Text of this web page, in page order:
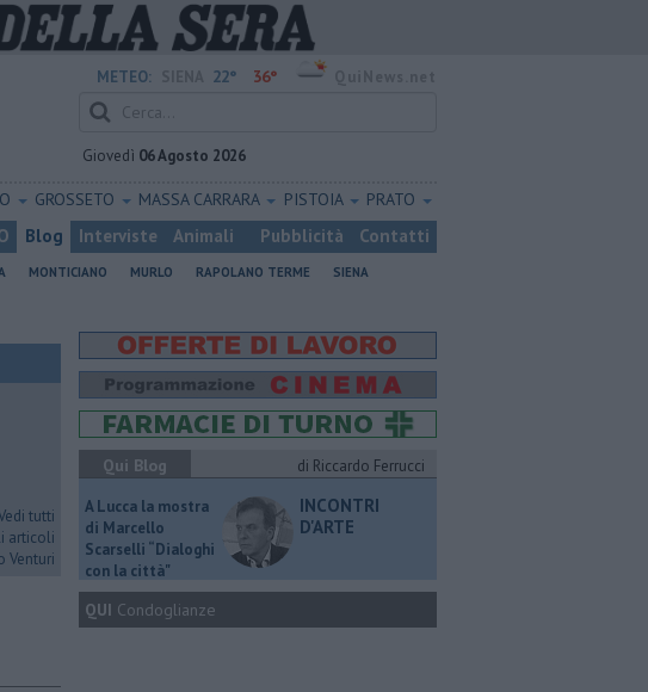
METEO: 22° 36°
Giovedì 06 Agosto 2026
GROSSETO MASSA CARRARA PISTOIA PRATO
Blog Interviste Animali Pubblicità Contatti
MONTICIANO MURLO RAPOLANO TERME
SIENA
tutti
articoli
Venturi
Qui Blog
di Riccardo Ferrucci
A Lucca la mostra
di Marcello
Scarselli “Dialoghi
con la città"
INCONTRI
D'ARTE
QUI Condoglianze